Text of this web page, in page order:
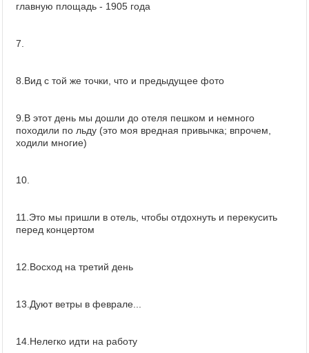
главную площадь - 1905 года
7.
8.Вид с той же точки, что и предыдущее фото
9.В этот день мы дошли до отеля пешком и немного
походили по льду (это моя вредная привычка; впрочем,
ходили многие)
10.
11.Это мы пришли в отель, чтобы отдохнуть и перекусить
перед концертом
12.Восход на третий день
13.Дуют ветры в феврале...
14.Нелегко идти на работу